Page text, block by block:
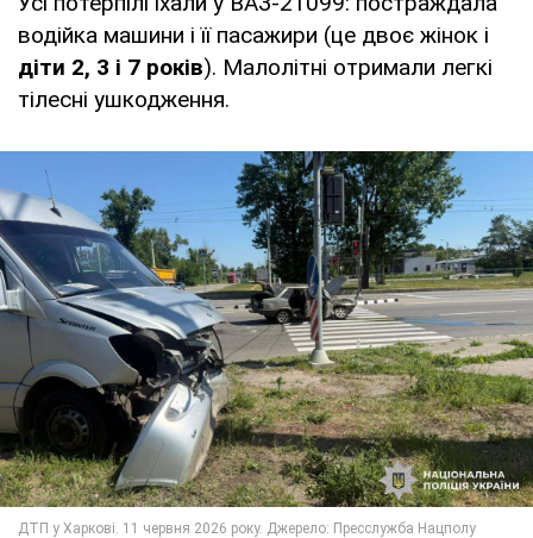
водійка машини і її пасажири (це двоє жінок і
діти 2, 3 і 7 років). Малолітні отримали легкі
тілесні ушкодження.